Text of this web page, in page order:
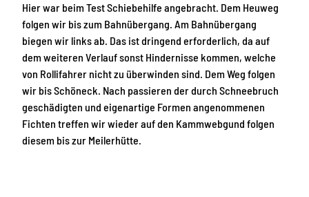
Hier war beim Test Schiebehilfe angebracht. Dem Heuweg
folgen wir bis zum Bahnübergang. Am Bahnübergang
biegen wir links ab. Das ist dringend erforderlich, da auf
dem weiteren Verlauf sonst Hindernisse kommen, welche
von Rollifahrer nicht zu überwinden sind. Dem Weg folgen
wir bis Schöneck. Nach passieren der durch Schneebruch
geschädigten und eigenartige Formen angenommenen
Fichten treffen wir wieder auf den Kammwebgund folgen
diesem bis zur Meilerhütte.